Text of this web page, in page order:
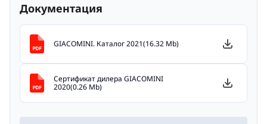
Документация
GIACOMINI. Каталог 2021(16.32 Mb)
Сертификат дилера GIACOMINI
2020(0.26 Mb)